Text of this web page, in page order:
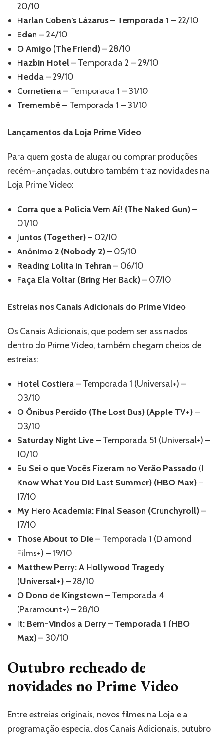
20/10
Harlan Coben’s Lázarus – Temporada 1 – 22/10
Eden – 24/10
O Amigo (The Friend)– 28/10
Hazbin Hotel– Temporada 2 – 29/10
Hedda– 29/10
Cometierra– Temporada 1 – 31/10
Tremembé– Temporada 1 – 31/10
Lançamentos da Loja Prime Video
Para quem gosta de alugar ou comprar produções
recém-lançadas, outubro também traz novidades na
Loja Prime Video:
Corra que a Polícia Vem Aí! (The Naked Gun)–
01/10
Juntos (Together)– 02/10
Anônimo 2 (Nobody 2)– 05/10
Reading Lolita in Tehran – 06/10
Faça Ela Voltar (Bring Her Back)– 07/10
Estreias nos Canais Adicionais do Prime Video
Os Canais Adicionais, que podem ser assinados
dentro do Prime Video, também chegam cheios de
estreias:
Hotel Costiera– Temporada 1 (Universal+) –
03/10
O Ônibus Perdido (The Lost Bus) (Apple TV+)–
03/10
Saturday Night Live– Temporada 51 (Universal+) –
10/10
Eu Sei o que Vocês Fizeram no Verão Passado (I
Know What You Did Last Summer) (HBO Max)–
17/10
My Hero Academia: Final Season (Crunchyroll)–
17/10
Those About to Die– Temporada 1 (Diamond
Films+) – 19/10
Matthew Perry: A Hollywood Tragedy
(Universal+)– 28/10
O Dono de Kingstown – Temporada 4
(Paramount+) – 28/10
It: Bem-Vindos a Derry – Temporada 1 (HBO
Max)– 30/10
Outubro recheado de
novidades no Prime Video
Entre estreias originais, novos filmes na Loja e a
programação especial dos Canais Adicionais, outubro